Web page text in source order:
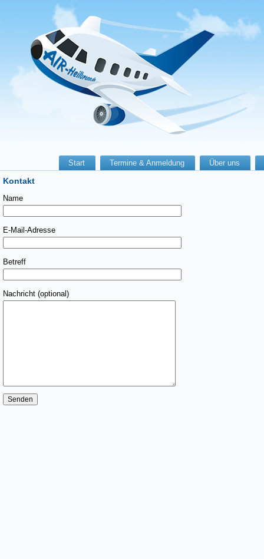
Start Termine & Anmeldung Über uns
Kontakt
Name
E-Mail-Adresse
Betreff
Nachricht (optional)